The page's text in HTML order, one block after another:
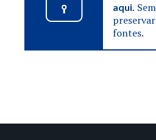
aqui.
fontes.